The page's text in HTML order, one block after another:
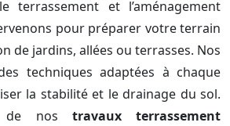
terrassement et l’aménagement
pour préparer votre terrain
de jardins, allées ou terrasses. Nos
techniques adaptées à chaque
la stabilité et le drainage du sol.
de nos travaux terrassement